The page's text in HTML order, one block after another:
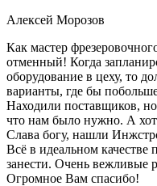
Алексей Морозов
Как мастер
отменный! Когда
оборудование в цеху, то
варианты, где бы
Находили поставщиков,
что нам было нужно. А
Слава богу, нашли
Всё в идеальном качестве
занести. Очень вежливые
Огромное Вам спасибо!